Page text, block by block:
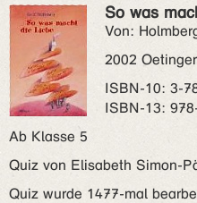
So was
Von:
2002 Oetinger
ISBN‑10: 3-
ISBN‑13:
Ab Klasse 5
Quiz von Elisabeth Simon-
Quiz wurde 1477-mal